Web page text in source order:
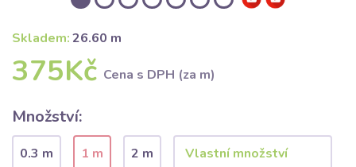
Skladem:26.60 m
375Kč Cena s DPH (za m)
Množství:
0.3 m 1 m
2 m